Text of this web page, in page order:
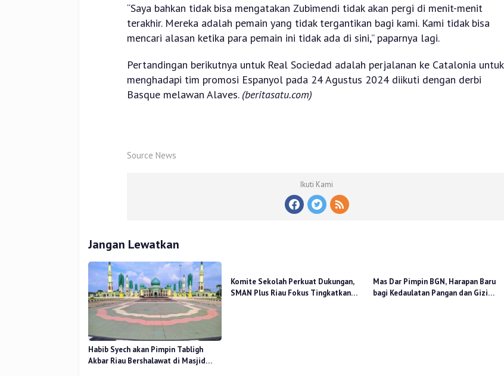
“Saya bahkan tidak bisa mengatakan Zubimendi tidak akan pergi di menit-menit
terakhir. Mereka adalah pemain yang tidak tergantikan bagi kami. Kami tidak bisa
mencari alasan ketika para pemain ini tidak ada di sini,” paparnya lagi.
Pertandingan berikutnya untuk Real Sociedad adalah perjalanan ke Catalonia untuk
menghadapi tim promosi Espanyol pada 24 Agustus 2024 diikuti dengan derbi
Basque melawan Alaves. (beritasatu.com)
Source News
Ikuti Kami
Jangan Lewatkan
Habib Syech akan Pimpin Tabligh
Akbar Riau Bershalawat di Masjid
Komite Sekolah Perkuat Dukungan,
SMAN Plus Riau Fokus Tingkatkan
Mas Dar Pimpin BGN, Harapan Baru
bagi Kedaulatan Pangan dan Gizi